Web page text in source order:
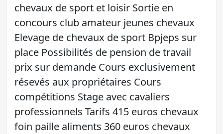
chevaux de sport et loisir Sortie en
concours club amateur jeunes chevaux
Elevage de chevaux de sport Bpjeps sur
place Possibilités de pension de travail
prix sur demande Cours exclusivement
résevés aux propriétaires Cours
compétitions Stage avec cavaliers
professionnels Tarifs 415 euros chevaux
foin paille aliments 360 euros chevaux